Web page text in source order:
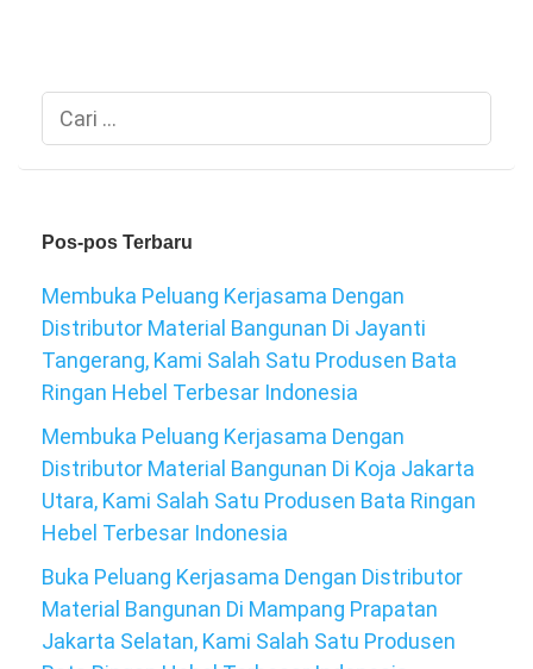
Cari
untuk:
Pos-pos Terbaru
Membuka Peluang Kerjasama Dengan
Distributor Material Bangunan Di Jayanti
Tangerang, Kami Salah Satu Produsen Bata
Ringan Hebel Terbesar Indonesia
Membuka Peluang Kerjasama Dengan
Distributor Material Bangunan Di Koja Jakarta
Utara, Kami Salah Satu Produsen Bata Ringan
Hebel Terbesar Indonesia
Buka Peluang Kerjasama Dengan Distributor
Material Bangunan Di Mampang Prapatan
Jakarta Selatan, Kami Salah Satu Produsen